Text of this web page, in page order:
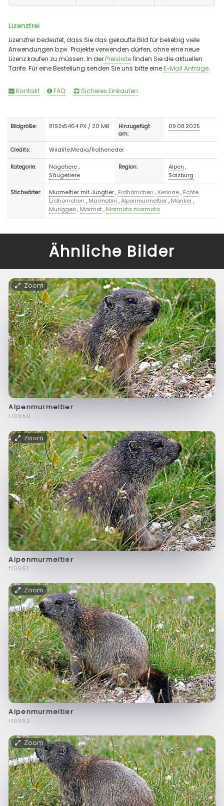
Lizenzfrei
Lizenzfrei bedeutet, dass Sie das gekaufte Bild für beliebig viele
Anwendungen bzw. Projekte verwenden dürfen, ohne eine neue
Lizenz kaufen zu müssen. In derPreislistefinden Sie die aktuellen
Tarife. Für eine Bestellung senden Sie uns bitte eineE-Mail Anfrage.
Kontakt FAQ Sicheres Einkaufen
Bildgröße: 8192x5464 PX / 20 MB
Hinzugefügt
am:
09.08.2025
Credits: Wildlife.Media/Rotheneder
Kategorie: Nagetiere,
Säugetiere
Region: Alpen ,
Salzburg
Stichwörter: Murmeltier mit Jungtier, Erdhörnchen ,Xerinae, Echte
Erdhörnchen , Marmotini ,Alpenmurmeltier, Mankei ,
Munggen , Marmot, Marmota marmota
Ähnliche Bilder
Zoom
Alpenmurmeltier
f10950
Zoom
Alpenmurmeltier
f10951
Zoom
Alpenmurmeltier
f10952
Zoom